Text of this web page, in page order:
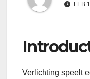
FEB
Verlichting speelt